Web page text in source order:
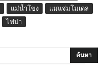
แม่น้ำโขง
แม่แจ่มโมเดล
ไฟป่า